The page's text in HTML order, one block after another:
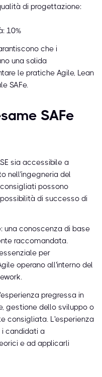
di progettazione:
10%
che i
una solida
le pratiche Agile, Lean
SAFe.
SAFe
sia accessibile a
nell'ingegneria del
possono
di successo di
una conoscenza di base
raccomandata.
per
operano all'interno del
pregressa in
gestione dello sviluppo o
consigliata. L'esperienza
candidati a
e ad applicarli